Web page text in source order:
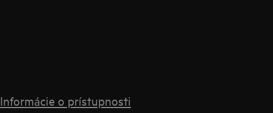
Informácie o prístupnosti